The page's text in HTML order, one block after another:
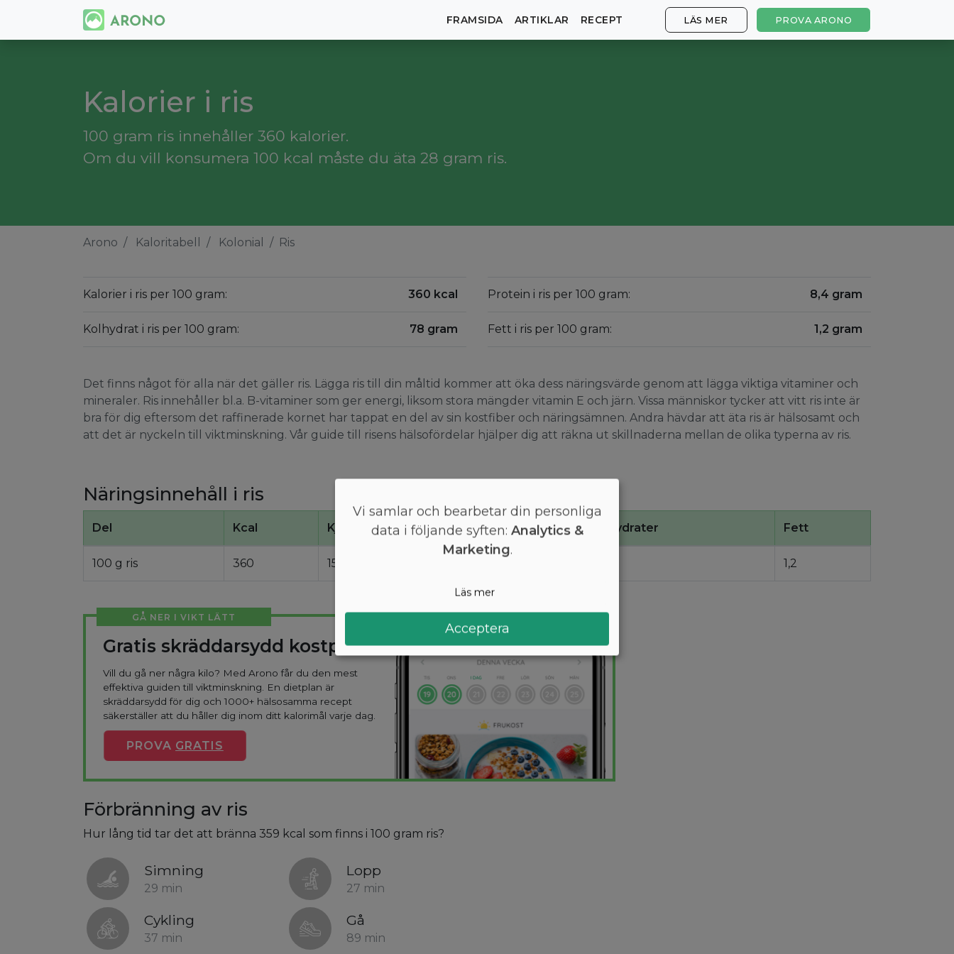
FRAMSIDA ARTIKLAR RECEPT LÄS MER PROVA ARONO
Kalorier i ris
100 gram ris innehåller 360 kalorier.
Om du vill konsumera 100 kcal måste du äta 28 gram ris.
Arono Kaloritabell Kolonial Ris
Kalorier i ris per 100 gram: 360 kcal
Kolhydrat i ris per 100 gram: 78 gram
Protein i ris per 100 gram: 8,4 gram
Fett i ris per 100 gram: 1,2 gram
Det finns något för alla när det gäller ris. Lägga ris till din måltid kommer att öka dess näringsvärde genom att lägga viktiga vitaminer och
mineraler. Ris innehåller bl.a. B-vitaminer som ger energi, liksom stora mängder vitamin E och järn. Vissa människor tycker att vitt ris inte är
bra för dig eftersom det raffinerade kornet har tappat en del av sin kostfiber och näringsämnen. Andra hävdar att äta ris är hälsosamt och
att det är nyckeln till viktminskning. Vår guide till risens hälsofördelar hjälper dig att räkna ut skillnaderna mellan de olika typerna av ris.
Näringsinnehåll i ris
Del Kcal Kj Proteiner Kolhydrater Fett
100 g ris 360 1500 1,2
GÅ NER I VIKT LÄTT
Gratis skräddarsydd kostplan
Vill du gå ner några kilo? Med Arono får du den mest
effektiva guiden till viktminskning. En dietplan är
skräddarsydd för dig och 1000+ hälsosamma recept
säkerställer att du håller dig inom ditt kalorimål varje dag.
PROVA GRATIS
Förbränning av ris
Hur lång tid tar det att bränna 359 kcal som finns i 100 gram ris?
Simning
29 min
Lopp
27 min
Cykling
37 min
Gå
89 min
Vi samlar och bearbetar din personliga
data i följande syften: Analytics &
Marketing.
Läs mer
Acceptera